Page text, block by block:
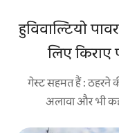
हुविवाल्टियो
लिए
गेस्ट सहमत हैं : ठहरने
अलावा और भी